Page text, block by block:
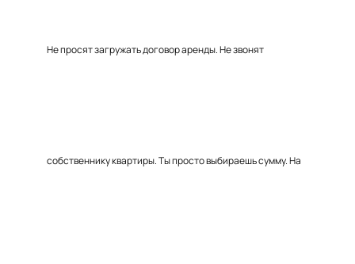
Не просят загружать договор аренды. Не звонят
собственнику квартиры. Ты просто выбираешь сумму. На